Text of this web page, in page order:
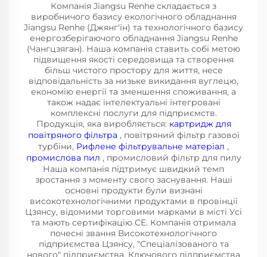
Компанія Jiangsu Renhe складається з
виробничого базису екологічного обладнання
Jiangsu Renhe (Джянг'їн) та технологічного базису
енергозберігаючого обладнання Jiangsu Renhe
(Чангцзяган). Наша компанія ставить собі метою
підвищення якості середовища та створення
більш чистого простору для життя, несе
відповідальність за низьке викидання вуглецю,
економію енергії та зменшення споживання, а
також надає інтелектуальні інтегровані
комплексні послуги для підприємств.
Продукція, яка виробляється: картридж для
повітряного фільтра , повітряний фільтр газової
турбіни, Рифлене фільтрувальне матеріал ,
промислова пил , промисловий фільтр для пилу
Наша компанія підтримує швидкий темп
зростання з моменту свого заснування. Наші
основні продукти були визнані
високотехнологічними продуктами в провінції
Цзянсу, відомими торговими марками в місті Усі
та мають сертифікацію CE. Компанія отримала
почесні звання Високотехнологічного
підприємства Цзянсу, "Спеціалізованого та
нового" підприємства, Ключового підприємства